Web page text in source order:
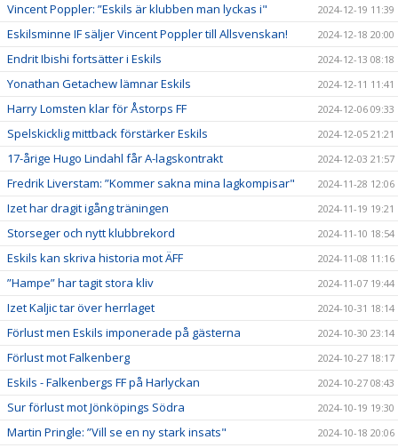
Vincent Poppler: ”Eskils är klubben man lyckas i" 2024-12-19 11:39
Eskilsminne IF säljer Vincent Poppler till Allsvenskan! 2024-12-18 20:00
Endrit Ibishi fortsätter i Eskils 2024-12-13 08:18
Yonathan Getachew lämnar Eskils 2024-12-11 11:41
Harry Lomsten klar för Åstorps FF 2024-12-06 09:33
Spelskicklig mittback förstärker Eskils 2024-12-05 21:21
17-årige Hugo Lindahl får A-lagskontrakt 2024-12-03 21:57
Fredrik Liverstam: ”Kommer sakna mina lagkompisar" 2024-11-28 12:06
Izet har dragit igång träningen 2024-11-19 19:21
Storseger och nytt klubbrekord 2024-11-10 18:54
Eskils kan skriva historia mot ÄFF 2024-11-08 11:16
”Hampe” har tagit stora kliv 2024-11-07 19:44
Izet Kaljic tar över herrlaget 2024-10-31 18:14
Förlust men Eskils imponerade på gästerna 2024-10-30 23:14
Förlust mot Falkenberg 2024-10-27 18:17
Eskils - Falkenbergs FF på Harlyckan 2024-10-27 08:43
Sur förlust mot Jönköpings Södra 2024-10-19 19:30
Martin Pringle: ”Vill se en ny stark insats" 2024-10-18 20:06